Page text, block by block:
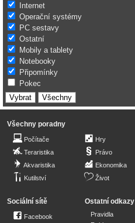
Internet
Operační systémy
PC sestavy
Ostatní
Mobily a tablety
Notebooky
Připomínky
Pokec
Všechny poradny
Počítače
Teraristika
Akvaristika
Kutilství
Hry
Právo
Ekonomika
Život
Sociální sítě
Facebook
Ostatní odkazy
Pravidla